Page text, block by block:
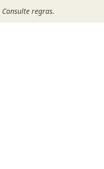
Consulte regras.